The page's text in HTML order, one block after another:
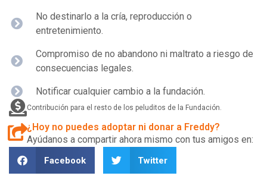
No destinarlo a la cría, reproducción o
entretenimiento.
Compromiso de no abandono ni maltrato a riesgo de
consecuencias legales.
Notificar cualquier cambio a la fundación.
Contribución para el resto de los peluditos de la Fundación.
¿Hoy no puedes adoptar ni donar a Freddy?
Ayúdanos a compartir ahora mismo con tus amigos en:
Facebook Twitter